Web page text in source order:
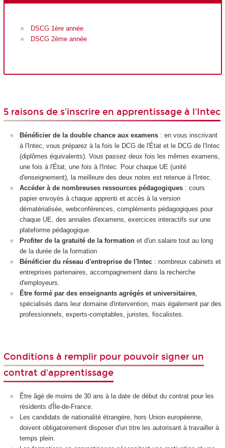
DSCG 1ère année
DSCG 2ème année
5 raisons de s'inscrire en apprentissage à l'Intec
Bénéficier de la double chance aux examens : en vous inscrivant
à l'Intec, vous préparez à la fois le DCG de l'État et le DCG de l'Intec
(diplômes équivalents). Vous passez deux fois les mêmes examens,
une fois à l'État, une fois à l'Intec. Pour chaque UE (unité
d'enseignement), la meilleure des deux notes est retenue à l'Intec.
Accéder à de nombreuses ressources pédagogiques : cours
papier envoyés à chaque apprenti et accès à la version
dématérialisée, webconférences, compléments pédagogiques pour
chaque UE, des annales d'examens, exercices interactifs sur une
plateforme pédagogique.
Profiter de la gratuité de la formation et d'un salaire tout au long
de la durée de la formation
Bénéficier du réseau d'entreprise de l'Intec : nombreux cabinets et
entreprises partenaires, accompagnement dans la recherche
d'employeurs.
Être formé par des enseignants agrégés et universitaires
spécialisés dans leur domaine d'intervention, mais également par des
professionnels, experts-comptables, juristes, fiscalistes.
Conditions à remplir pour pouvoir signer un
contrat d'apprentissage
Être âgé de moins de 30 ans à la date de début du contrat pour les
résidents d'Île-de-France.
Les candidats de nationalité étrangère, hors Union européenne,
doivent obligatoirement disposer d'un titre les autorisant à travailler à
temps plein.